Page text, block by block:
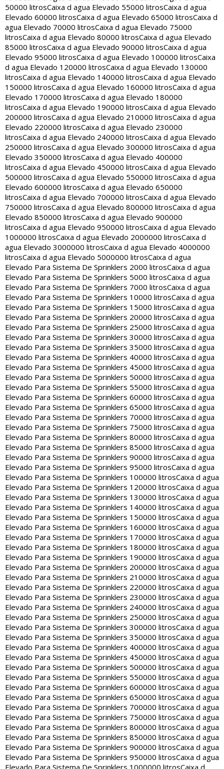
50000 litrosCaixa d agua Elevado 55000 litrosCaixa d agua
Elevado 60000 litrosCaixa d agua Elevado 65000 litrosCaixa d
agua Elevado 70000 litrosCaixa d agua Elevado 75000
litrosCaixa d agua Elevado 80000 litrosCaixa d agua Elevado
85000 litrosCaixa d agua Elevado 90000 litrosCaixa d agua
Elevado 95000 litrosCaixa d agua Elevado 100000 litrosCaixa
d agua Elevado 120000 litrosCaixa d agua Elevado 130000
litrosCaixa d agua Elevado 140000 litrosCaixa d agua Elevado
150000 litrosCaixa d agua Elevado 160000 litrosCaixa d agua
Elevado 170000 litrosCaixa d agua Elevado 180000
litrosCaixa d agua Elevado 190000 litrosCaixa d agua Elevado
200000 litrosCaixa d agua Elevado 210000 litrosCaixa d agua
Elevado 220000 litrosCaixa d agua Elevado 230000
litrosCaixa d agua Elevado 240000 litrosCaixa d agua Elevado
250000 litrosCaixa d agua Elevado 300000 litrosCaixa d agua
Elevado 350000 litrosCaixa d agua Elevado 400000
litrosCaixa d agua Elevado 450000 litrosCaixa d agua Elevado
500000 litrosCaixa d agua Elevado 550000 litrosCaixa d agua
Elevado 600000 litrosCaixa d agua Elevado 650000
litrosCaixa d agua Elevado 700000 litrosCaixa d agua Elevado
750000 litrosCaixa d agua Elevado 800000 litrosCaixa d agua
Elevado 850000 litrosCaixa d agua Elevado 900000
litrosCaixa d agua Elevado 950000 litrosCaixa d agua Elevado
1000000 litrosCaixa d agua Elevado 2000000 litrosCaixa d
agua Elevado 3000000 litrosCaixa d agua Elevado 4000000
litrosCaixa d agua Elevado 5000000 litrosCaixa d agua
Elevado Para Sistema De Sprinklers 2000 litrosCaixa d agua
Elevado Para Sistema De Sprinklers 5000 litrosCaixa d agua
Elevado Para Sistema De Sprinklers 7000 litrosCaixa d agua
Elevado Para Sistema De Sprinklers 10000 litrosCaixa d agua
Elevado Para Sistema De Sprinklers 15000 litrosCaixa d agua
Elevado Para Sistema De Sprinklers 20000 litrosCaixa d agua
Elevado Para Sistema De Sprinklers 25000 litrosCaixa d agua
Elevado Para Sistema De Sprinklers 30000 litrosCaixa d agua
Elevado Para Sistema De Sprinklers 35000 litrosCaixa d agua
Elevado Para Sistema De Sprinklers 40000 litrosCaixa d agua
Elevado Para Sistema De Sprinklers 45000 litrosCaixa d agua
Elevado Para Sistema De Sprinklers 50000 litrosCaixa d agua
Elevado Para Sistema De Sprinklers 55000 litrosCaixa d agua
Elevado Para Sistema De Sprinklers 60000 litrosCaixa d agua
Elevado Para Sistema De Sprinklers 65000 litrosCaixa d agua
Elevado Para Sistema De Sprinklers 70000 litrosCaixa d agua
Elevado Para Sistema De Sprinklers 75000 litrosCaixa d agua
Elevado Para Sistema De Sprinklers 80000 litrosCaixa d agua
Elevado Para Sistema De Sprinklers 85000 litrosCaixa d agua
Elevado Para Sistema De Sprinklers 90000 litrosCaixa d agua
Elevado Para Sistema De Sprinklers 95000 litrosCaixa d agua
Elevado Para Sistema De Sprinklers 100000 litrosCaixa d agua
Elevado Para Sistema De Sprinklers 120000 litrosCaixa d agua
Elevado Para Sistema De Sprinklers 130000 litrosCaixa d agua
Elevado Para Sistema De Sprinklers 140000 litrosCaixa d agua
Elevado Para Sistema De Sprinklers 150000 litrosCaixa d agua
Elevado Para Sistema De Sprinklers 160000 litrosCaixa d agua
Elevado Para Sistema De Sprinklers 170000 litrosCaixa d agua
Elevado Para Sistema De Sprinklers 180000 litrosCaixa d agua
Elevado Para Sistema De Sprinklers 190000 litrosCaixa d agua
Elevado Para Sistema De Sprinklers 200000 litrosCaixa d agua
Elevado Para Sistema De Sprinklers 210000 litrosCaixa d agua
Elevado Para Sistema De Sprinklers 220000 litrosCaixa d agua
Elevado Para Sistema De Sprinklers 230000 litrosCaixa d agua
Elevado Para Sistema De Sprinklers 240000 litrosCaixa d agua
Elevado Para Sistema De Sprinklers 250000 litrosCaixa d agua
Elevado Para Sistema De Sprinklers 300000 litrosCaixa d agua
Elevado Para Sistema De Sprinklers 350000 litrosCaixa d agua
Elevado Para Sistema De Sprinklers 400000 litrosCaixa d agua
Elevado Para Sistema De Sprinklers 450000 litrosCaixa d agua
Elevado Para Sistema De Sprinklers 500000 litrosCaixa d agua
Elevado Para Sistema De Sprinklers 550000 litrosCaixa d agua
Elevado Para Sistema De Sprinklers 600000 litrosCaixa d agua
Elevado Para Sistema De Sprinklers 650000 litrosCaixa d agua
Elevado Para Sistema De Sprinklers 700000 litrosCaixa d agua
Elevado Para Sistema De Sprinklers 750000 litrosCaixa d agua
Elevado Para Sistema De Sprinklers 800000 litrosCaixa d agua
Elevado Para Sistema De Sprinklers 850000 litrosCaixa d agua
Elevado Para Sistema De Sprinklers 900000 litrosCaixa d agua
Elevado Para Sistema De Sprinklers 950000 litrosCaixa d agua